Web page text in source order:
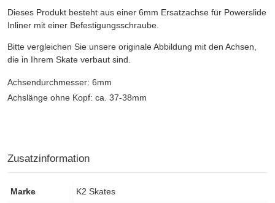
Dieses Produkt besteht aus einer 6mm Ersatzachse für Powerslide
Inliner mit einer Befestigungsschraube.
Bitte vergleichen Sie unsere originale Abbildung mit den Achsen,
die in Ihrem Skate verbaut sind.
Achsendurchmesser: 6mm
Achslänge ohne Kopf: ca. 37-38mm
Zusatzinformation
Marke
K2 Skates